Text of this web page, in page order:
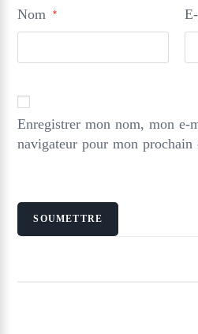
Nom *
Enregistrer mon nom, mon
navigateur pour mon prochain